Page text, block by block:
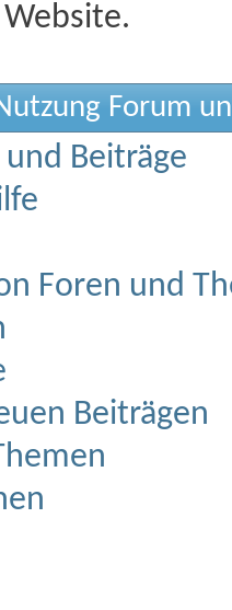
Forum
Beiträge
Foren und
Beiträgen